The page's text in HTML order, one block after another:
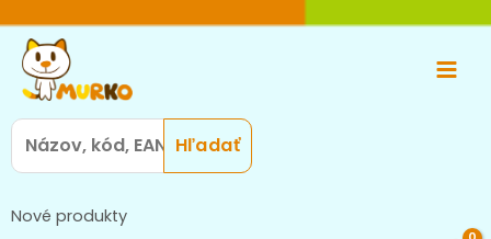
obsah
Main
Search
for:
Nové produkty